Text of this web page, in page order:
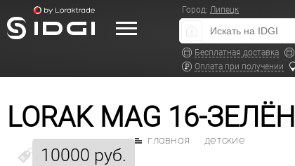
Город: Липецк
Бесплатная доставка
Оплата при получении
LORAK MAG 16-
10000 руб.
главная детские